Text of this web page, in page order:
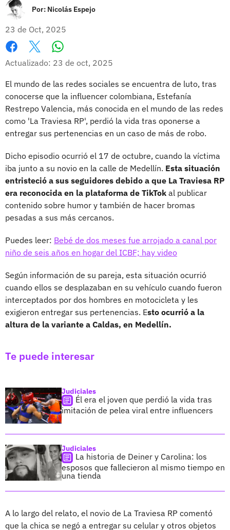
Por: Nicolás Espejo
23 de Oct, 2025
Facebook
X
Actualizado: 23 de oct, 2025
El mundo de las redes sociales se encuentra de luto, tras
conocerse que la influencer colombiana, Estefanía
Restrepo Valencia, más conocida en el mundo de las redes
como 'La Traviesa RP', perdió la vida tras oponerse a
entregar sus pertenencias en un caso de más de robo.
Dicho episodio ocurrió el 17 de octubre, cuando la víctima
iba junto a su novio en la calle de Medellín. Esta situación
entristeció a sus seguidores debido a que La Traviesa RP
era reconocida en la plataforma de TikTok al publicar
contenido sobre humor y también de hacer bromas
pesadas a sus más cercanos.
Puedes leer: Bebé de dos meses fue arrojado a canal por
niño de seis años en hogar del ICBF; hay video
Según información de su pareja, esta situación ocurrió
cuando ellos se desplazaban en su vehículo cuando fueron
interceptados por dos hombres en motocicleta y les
exigieron entregar sus pertenencias. Esto ocurrió a la
altura de la variante a Caldas, en Medellín.
Te puede interesar
Judiciales
Él era el joven que perdió la vida tras
imitación de pelea viral entre influencers
Judiciales
La historia de Deiner y Carolina: los
esposos que fallecieron al mismo tiempo en
una tienda
A lo largo del relato, el novio de La Traviesa RP comentó
que la chica se negó a entregar su celular y otros objetos